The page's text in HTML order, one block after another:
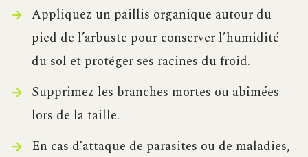
Appliquez un paillis organique autour du
pied de l’arbuste pour conserver l’humidité
du sol et protéger ses racines du froid.
Supprimez les branches mortes ou abîmées
lors de la taille.
En cas d’attaque de parasites ou de maladies,